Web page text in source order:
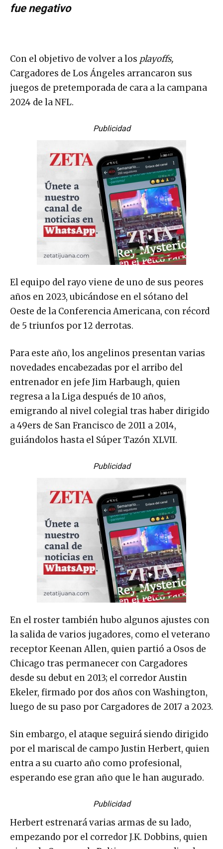
fue negativo
Con el objetivo de volver a los playoffs,
Cargadores de Los Ángeles arrancaron sus
juegos de pretemporada de cara a la campana
2024 de la NFL.
Publicidad
El equipo del rayo viene de uno de sus peores
años en 2023, ubicándose en el sótano del
Oeste de la Conferencia Americana, con récord
de 5 triunfos por 12 derrotas.
Para este año, los angelinos presentan varias
novedades encabezadas por el arribo del
entrenador en jefe Jim Harbaugh, quien
regresa a la Liga después de 10 años,
emigrando al nivel colegial tras haber dirigido
a 49ers de San Francisco de 2011 a 2014,
guiándolos hasta el Súper Tazón XLVII.
Publicidad
En el roster también hubo algunos ajustes con
la salida de varios jugadores, como el veterano
receptor Keenan Allen, quien partió a Osos de
Chicago tras permanecer con Cargadores
desde su debut en 2013; el corredor Austin
Ekeler, firmado por dos años con Washington,
luego de su paso por Cargadores de 2017 a 2023.
Sin embargo, el ataque seguirá siendo dirigido
por el mariscal de campo Justin Herbert, quien
entra a su cuarto año como profesional,
esperando ese gran año que le han augurado.
Publicidad
Herbert estrenará varias armas de su lado,
empezando por el corredor J.K. Dobbins, quien